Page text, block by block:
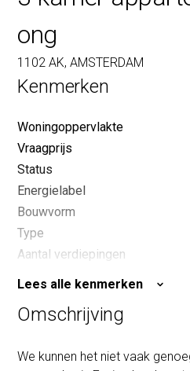
ong
1102 AK, AMSTERDAM
Kenmerken
Woningoppervlakte
Vraagprijs
Status
Energielabel
Bouwvorm
Type
Aantal verdiepingen
Inhoud
Lees alle kenmerken
Omschrijving
We kunnen het niet vaak